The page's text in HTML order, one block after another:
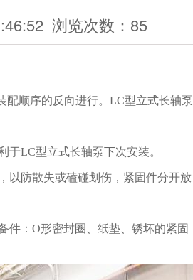
浏览次数： 85
配顺序的反向进行。LC型立式长轴泵
于LC型立式长轴泵下次安装。
以防散失或磕碰划伤，紧固件分开放
件：O形密封圈、纸垫、锈坏的紧固